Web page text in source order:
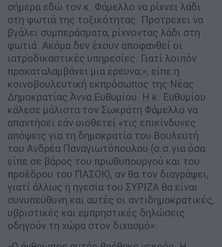
σήμερα εδώ τον κ. Φάμελλο να ρίχνει λάδι
στη φωτιά της τοξικότητας. Προτρέχει να
βγάλει συμπεράσματα, ρίχνοντας λάδι στη
φωτιά. Ακόμα δεν έχουν αποφανθεί οι
ιατροδικαστικές υπηρεσίες. Γιατί λοιπόν
προκαταλαμβάνει μια έρευνα;», είπε η
κοινοβουλευτική εκπρόσωπος της Νέας
Δημοκρατίας Άννα Ευθυμίου. Η κ. Ευθυμίου
κάλεσε μάλιστα τον Σωκράτη Φάμελλο να
απαντήσει εάν υιοθετεί «τις επικίνδυνες
απόψεις για τη δημοκρατία του Βουλευτή
του Ανδρέα Παναγιωτόπουλου (σ.σ.για όσα
είπε σε βάρος του πρωθυπουργού και του
προέδρου του ΠΑΣΟΚ), αν θα τον διαγράψει,
γιατί άλλως η ηγεσία του ΣΥΡΙΖΑ θα είναι
συνυπεύθυνη και αυτές οι αντιδημοκρατικές,
υβριστικές και εμπρηστικές δηλώσεις
οδηγούν τη χώρα στον διχασμό».